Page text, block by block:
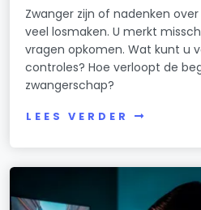
Zwanger zijn of nadenken
veel losmaken. U merkt
vragen opkomen. Wat kunt u
controles? Hoe verloopt de
zwangerschap?
LEES VERDER